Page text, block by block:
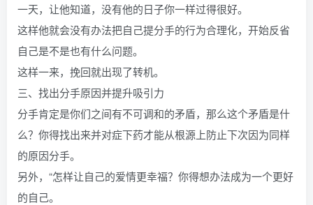
一天，让他知道，没有他的日子你一样过得很好。
这样他就会没有办法把自己提分手的行为合理化，开始反省
自己是不是也有什么问题。
这样一来，挽回就出现了转机。
三、找出分手原因并提升吸引力
分手肯定是你们之间有不可调和的矛盾，那么这个矛盾是什
么？你得找出来并对症下药才能从根源上防止下次因为同样
的原因分手。
另外，“怎样让自己的爱情更幸福？你得想办法成为一个更好
的自己。